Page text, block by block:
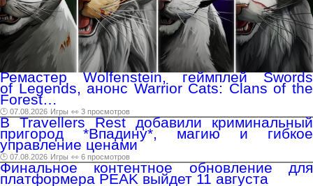
Ремастер Wolfenstein, геймплей Swords
of Legends, анонс Warrior Cats: Clans of the
Forest…
🕑 07.08.2026 Игры 👀 3 просмотров
В Travellers Rest добавили криминальный
пригород *Впадину*, магию и гибкое
управление ценами
🕑 07.08.2026 Игры 👀 6 просмотров
Финальное контентное обновление для
платформера PEAK выйдет 11 августа